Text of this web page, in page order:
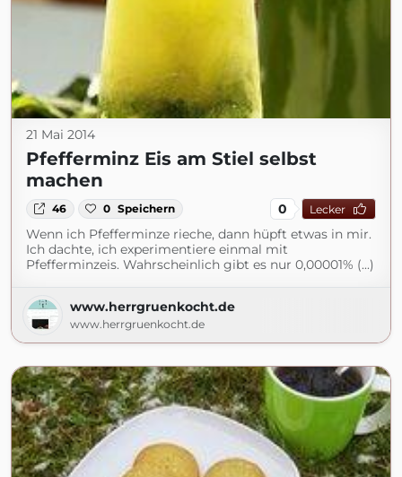
21 Mai 2014
Pfefferminz Eis am Stiel selbst
machen
46 0 Speichern 0 Lecker
Wenn ich Pfefferminze rieche, dann hüpft etwas in mir.
Ich dachte, ich experimentiere einmal mit
Pfefferminzeis. Wahrscheinlich gibt es nur 0,00001% (...)
www.herrgruenkocht.de
www.herrgruenkocht.de